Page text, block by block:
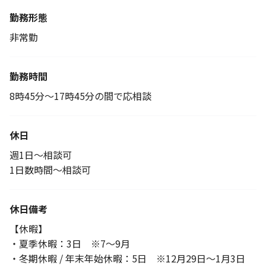
勤務形態
非常勤
勤務時間
8時45分～17時45分の間で応相談
休日
週1日～相談可
1日数時間～相談可
休日備考
【休暇】
・夏季休暇：3日 ※7～9月
・冬期休暇 / 年末年始休暇：5日 ※12月29日～1月3日